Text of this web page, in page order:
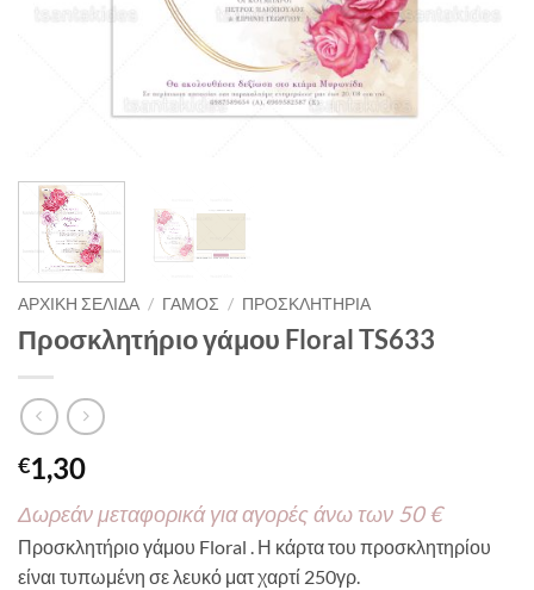
ΑΡΧΙΚΉ ΣΕΛΊΔΑ / ΓΑΜΟΣ / ΠΡΟΣΚΛΗΤΗΡΙΑ
Προσκλητήριο γάμου Floral TS633
€1,30
Δωρεάν μεταφορικά για αγορές άνω των 50 €
Προσκλητήριο γάμου Floral . Η κάρτα του προσκλητηρίου
είναι τυπωμένη σε λευκό ματ χαρτί 250γρ.